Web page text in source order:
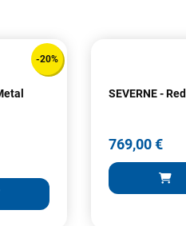
-20%
SEVERNE -
769,00 €